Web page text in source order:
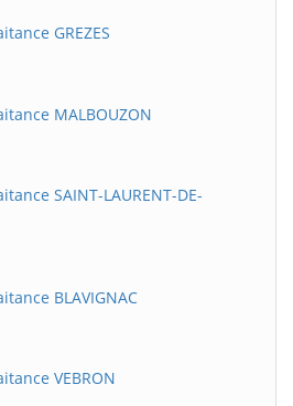
GREZES
MALBOUZON
SAINT-LAURENT-DE-
BLAVIGNAC
VEBRON